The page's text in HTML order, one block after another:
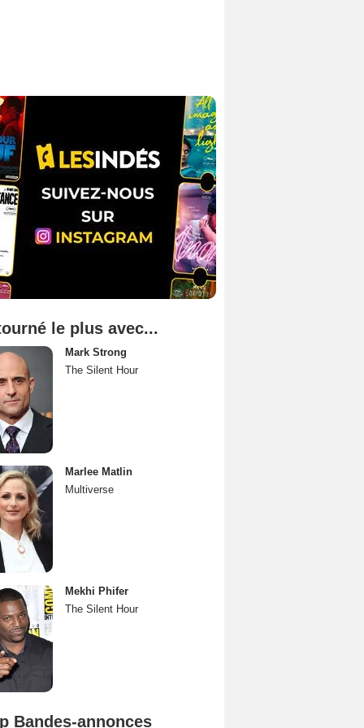
le plus avec...
Mark Strong
The Silent Hour
Marlee Matlin
Multiverse
Mekhi Phifer
The Silent Hour
Bandes-annonces